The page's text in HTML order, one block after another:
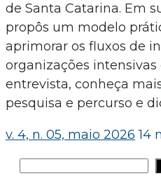
de Santa Catarina. Em
propôs um modelo
aprimorar os fluxos de
organizações
entrevista, conheça
pesquisa e percurso e
v. 4, n. 05, maio 2026 14